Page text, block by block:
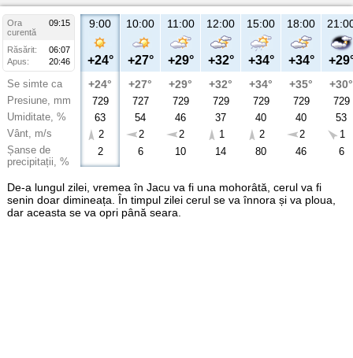
Ora
09:15
curentă
Răsărit:
06:07
Apus:
20:46
Se simte ca
Presiune, mm
Umiditate, %
Vânt, m/s
Șanse de
precipitații, %
9:00
+24°
+24°
729
63
2
2
10:00
+27°
+27°
727
54
2
6
11:00
+29°
+29°
729
46
2
10
12:00
+32°
+32°
729
37
1
14
15:00
+34°
+34°
729
40
2
80
18:00
+34°
+35°
729
40
2
46
+30°
729
53
1
6
De-a lungul zilei, vremea în Jacu va fi una mohorâtă, cerul va fi
senin doar dimineața. În timpul zilei cerul se va înnora și va ploua,
dar aceasta se va opri până seara.